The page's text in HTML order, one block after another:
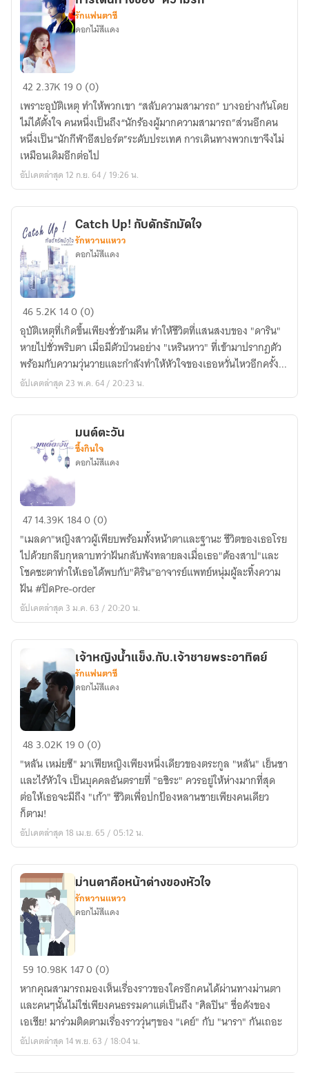
การ
ทาง
ของ
"ความ
รัก"
รักแฟนตาซี
ดอกไม้สีแดง
422.37K 190 (0)
เพราะอุบัติเหตุ ทำให้พวกเขา “สลับความสามารถ” บางอย่างกันโดย
ไม่ได้ตั้งใจ คนหนึ่งเป็นถึง“นักร้องผู้มากความสามารถ”ส่วนอีกคน
หนึ่งเป็น“นักกีฬาอีสปอร์ต”ระดับประเทศ การเดินทางพวกเขาจึงไม่
เหมือนเดิมอีกต่อไป
อัปเดตล่าสุด 12 ก.ย. 64 / 19:26 น.
Catch
Up!
กับ
ดัก
รัก
มัด
Catch Up! กับดักรักมัดใจ
รักหวานแหวว
ดอกไม้สีแดง
465.2K 140 (0)
อุบัติเหตุที่เกิดขึ้นเพียงชั่วข้ามคืน ทำให้ชีวิตที่แสนสงบของ "ดาริน"
หายไปชั่วพริบตา เมื่อมีตัวป่วนอย่าง "เหรินหาว" ที่เข้ามาปรากฎตัว
พร้อมกับความวุ่นวายและกำลังทำให้หัวใจของเธอหวั่นไหวอีกครั้ง...
อัปเดตล่าสุด 23 พ.ค. 64 / 20:23 น.
มนต์
มนต์ตะวัน
ซึ้งกินใจ
ดอกไม้สีแดง
4714.39K 1840 (0)
"เมลดา"หญิงสาวผู้เพียบพร้อมทั้งหน้าตาและฐานะ ชีวิตของเธอโรย
ไปด้วยกลีบกุหลาบทว่าฝันกลับพังทลายลงเมื่อเธอ"ต้องสาป"และ
โชคชะตาทำให้เธอได้พบกับ"คิริน"อาจารย์แพทย์หนุ่มผู้ละทิ้งความ
ฝัน #ปิดPre-order
อัปเดตล่าสุด 3 ม.ค. 63 / 20:20 น.
เจ้า
หญิง
น้ำ
แข็ง.กับ.เจ้า
ชาย
พระอาทิตย์
เจ้าหญิงน้ำแข็ง.กับ.เจ้าชายพระอาทิตย์
รักแฟนตาซี
ดอกไม้สีแดง
483.02K 190 (0)
"หลัน เหม่ยซี" มาเฟียหญิงเพียงหนึ่งเดียวของตระกูล "หลัน" เย็นชา
และไร้หัวใจ เป็นบุคคลอันตรายที่ "อชิระ" ควรอยู่ให้ห่างมากที่สุด
ต่อให้เธอจะมีถึง "เก้า" ชีวิตเพื่อปกป้องหลานชายเพียงคนเดียว
ก็ตาม!
อัปเดตล่าสุด 18 เม.ย. 65 / 05:12 น.
ม่านตา
หน้าต่าง
ของ
หัวใจ
ม่านตาคือหน้าต่างของหัวใจ
รักหวานแหวว
ดอกไม้สีแดง
59 10.98K 1470 (0)
หากคุณสามารถมองเห็นเรื่องราวของใครอีกคนได้ผ่านทางม่านตา
และคนๆนั้นไม่ใช่เพียงคนธรรมดาแต่เป็นถึง "ศิลปิน" ชื่อดังของ
เอเชีย! มาร่วมติดตามเรื่องราววุ่นๆของ "เคย์" กับ "นารา" กันเถอะ
อัปเดตล่าสุด 14 พ.ย. 63 / 18:04 น.